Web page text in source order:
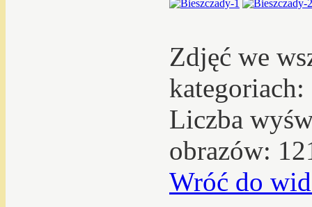
Zdjęć we
kategoriach:
Liczba
obrazów:
Wróć do